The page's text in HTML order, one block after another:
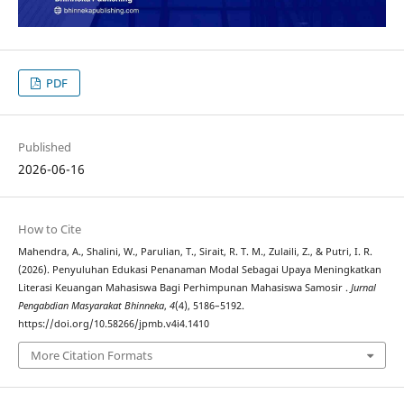
PDF
Published
2026-06-16
How to Cite
Mahendra, A., Shalini, W., Parulian, T., Sirait, R. T. M., Zulaili, Z., & Putri, I. R.
(2026). Penyuluhan Edukasi Penanaman Modal Sebagai Upaya Meningkatkan
Literasi Keuangan Mahasiswa Bagi Perhimpunan Mahasiswa Samosir . Jurnal
Pengabdian Masyarakat Bhinneka, 4(4), 5186–5192.
https://doi.org/10.58266/jpmb.v4i4.1410
More Citation Formats